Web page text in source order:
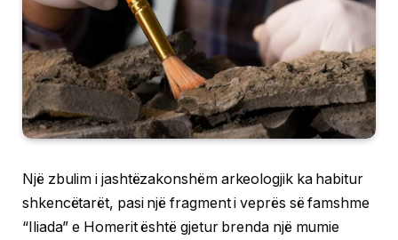
Një zbulim i jashtëzakonshëm arkeologjik ka habitur
shkencëtarët, pasi një fragment i veprës së famshme
“Iliada” e Homerit është gjetur brenda një mumie